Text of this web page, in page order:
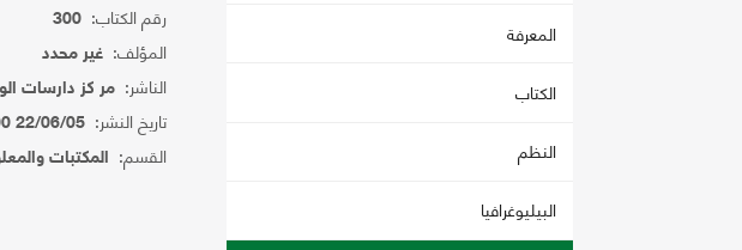
المعرفة
الكتاب
النظم
البيليوغرافيا
رقم الكتاب: 300
المؤلف: غير محدد
الناشر: مر كز دارسات
تاريخ النشر: 22/06/05 12:00:00 AM
القسم: المكتبات